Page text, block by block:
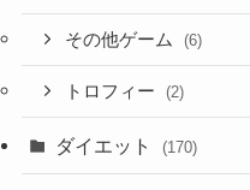
その他ゲーム (6)
トロフィー (2)
ダイエット (170)